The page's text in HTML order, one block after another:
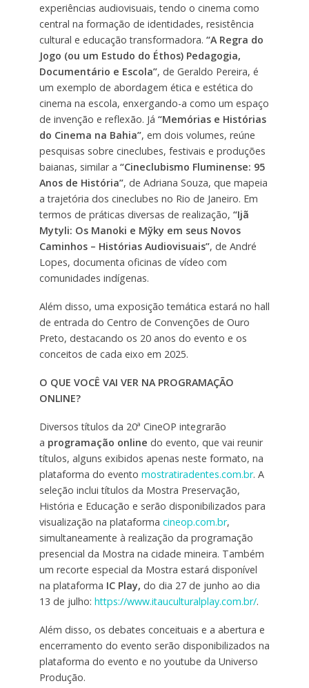
experiências audiovisuais, tendo o cinema como
central na formação de identidades, resistência
cultural e educação transformadora. “A Regra do
Jogo (ou um Estudo do Éthos) Pedagogia,
Documentário e Escola”, de Geraldo Pereira, é
um exemplo de abordagem ética e estética do
cinema na escola, enxergando-a como um espaço
de invenção e reflexão. Já “Memórias e Histórias
do Cinema na Bahia”, em dois volumes, reúne
pesquisas sobre cineclubes, festivais e produções
baianas, similar a “Cineclubismo Fluminense: 95
Anos de História”, de Adriana Souza, que mapeia
a trajetória dos cineclubes no Rio de Janeiro. Em
termos de práticas diversas de realização, “Ijã
Mytyli: Os Manoki e Mỹky em seus Novos
Caminhos – Histórias Audiovisuais”, de André
Lopes, documenta oficinas de vídeo com
comunidades indígenas.
Além disso, uma exposição temática estará no hall
de entrada do Centro de Convenções de Ouro
Preto, destacando os 20 anos do evento e os
conceitos de cada eixo em 2025.
O QUE VOCÊ VAI VER NA PROGRAMAÇÃO
ONLINE?
Diversos títulos da 20ª CineOP integrarão
a programação online do evento, que vai reunir
títulos, alguns exibidos apenas neste formato, na
plataforma do evento mostratiradentes.com.br. A
seleção inclui títulos da Mostra Preservação,
História e Educação e serão disponibilizados para
visualização na plataforma cineop.com.br,
simultaneamente à realização da programação
presencial da Mostra na cidade mineira. Também
um recorte especial da Mostra estará disponível
na plataforma IC Play, do dia 27 de junho ao dia
13 de julho: https://www.itauculturalplay.com.br/.
Além disso, os debates conceituais e a abertura e
encerramento do evento serão disponibilizados na
plataforma do evento e no youtube da Universo
Produção.